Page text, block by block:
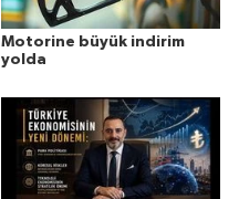
Motorine büyük indirim
yolda